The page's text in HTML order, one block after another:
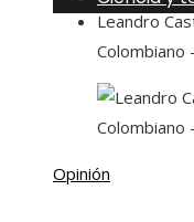
Leandro
Colombiano
Opinión